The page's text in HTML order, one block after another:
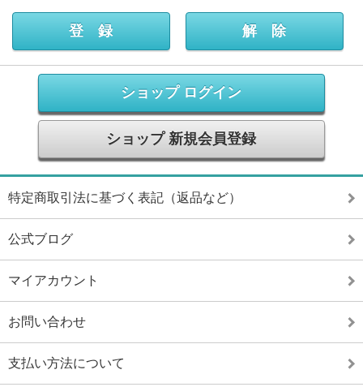
ショップ ログイン
ショップ 新規会員登録
特定商取引法に基づく表記（返品など）
公式ブログ
マイアカウント
お問い合わせ
支払い方法について